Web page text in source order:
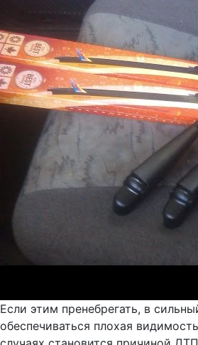
Если этим пренебрегать, в
обеспечиваться плохая